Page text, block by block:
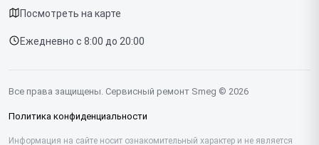
Диагностика
Контакты
Винных шкафов
Вакууматоров
Посмотреть на карте
Ежедневно с 8:00 до 20:00
Все права защищены. Сервисный ремонт Smeg © 2026
Политика конфиденциальности
Информация на сайте носит ознакомительный характер и не является